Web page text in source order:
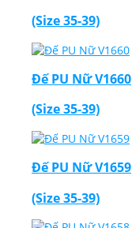
(Size 35-39)
Đế PU Nữ V1660
(Size 35-39)
Đế PU Nữ V1659
(Size 35-39)